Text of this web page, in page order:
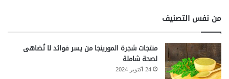
من نفس التصنيف
منتجات شجرة المورينجا من يسر فوائد لا تُضاهى
لصحة شاملة
24 أكتوبر 2024